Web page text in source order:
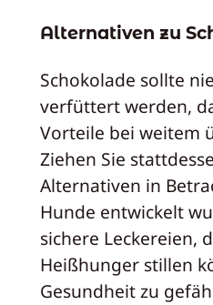
Alternativen zu
Schokolade sollte
verfüttert werden,
Vorteile bei weitem
Ziehen Sie
Alternativen in
Hunde entwickelt
sichere Leckereien,
Heißhunger stillen
Gesundheit zu